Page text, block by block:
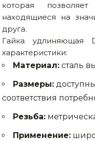
которая
находящиеся на
друга.
Гайка удлиняющая
характеристики:
Материал: сталь
Размеры:
соответствия
Резьба:
Применение: